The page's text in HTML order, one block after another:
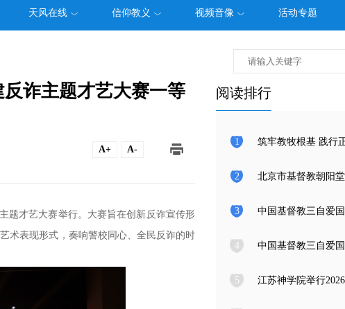
天风在线 信仰教义 视频音像 活动专题
诈主题才艺大赛一等
A+ A-
题才艺大赛举行。大赛旨在创新反诈宣传形
术表现形式，奏响警校同心、全民反诈的时
阅读排行
1 筑牢教牧根基 践行
2
3
4
5 江苏神学院举行